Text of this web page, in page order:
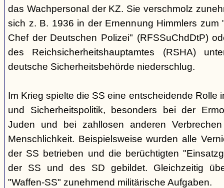
das Wachpersonal der KZ. Sie verschmolz
sich z. B. 1936 in der Ernennung Himmlers zum
Chef der Deutschen Polizei" (RFSSuChdDtP)
des Reichsicherheitshauptamtes (RSHA)
deutsche Sicherheitsbehörde niederschlug.
Im Krieg spielte die SS eine entscheidende Rolle
und Sicherheitspolitik, besonders bei der
Juden und bei zahllosen anderen
Menschlichkeit. Beispielsweise wurden alle
der SS betrieben und die berüchtigten
der SS und des SD gebildet. Gleichzeitig
"Waffen-SS" zunehmend militärische Aufgaben.